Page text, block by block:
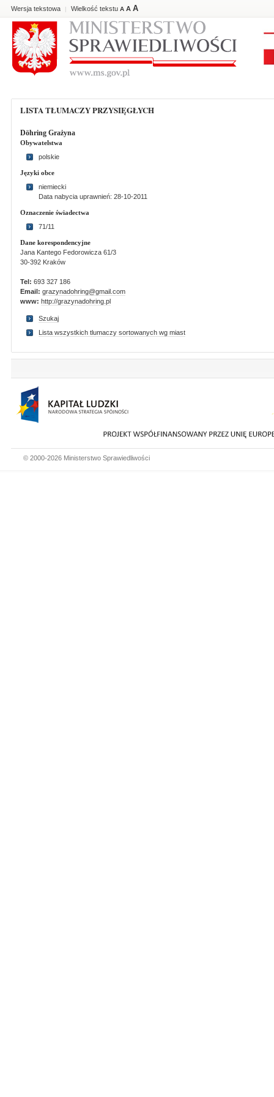
Wersja tekstowa | Wielkość tekstu A A A
LISTA TŁUMACZY PRZYSIĘGŁYCH
Döhring Grażyna
Obywatelstwa
polskie
Języki obce
niemiecki
Data nabycia uprawnień: 28-10-2011
Oznaczenie świadectwa
71/11
Dane korespondencyjne
Jana Kantego Fedorowicza 61/3
30-392 Kraków
Tel: 693 327 186
Email: grazynadohring@gmail.com
www: http://grazynadohring.pl
Szukaj
Lista wszystkich tlumaczy sortowanych wg miast
© 2000-2026 Ministerstwo Sprawiedliwości